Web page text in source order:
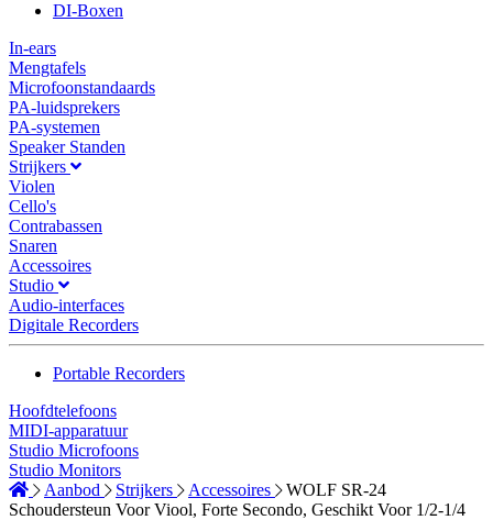
DI-Boxen
In-ears
Mengtafels
Microfoonstandaards
PA-luidsprekers
PA-systemen
Speaker Standen
Strijkers
Violen
Cello's
Contrabassen
Snaren
Accessoires
Studio
Audio-interfaces
Digitale Recorders
Portable Recorders
Hoofdtelefoons
MIDI-apparatuur
Studio Microfoons
Studio Monitors
Aanbod
Strijkers Accessoires
WOLF SR-24
Schoudersteun Voor Viool, Forte Secondo, Geschikt Voor 1/2-1/4